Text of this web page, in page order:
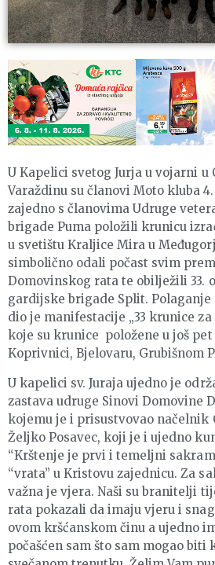
U Kapelici svetog Jurja u vojarni u
Varaždinu su članovi Moto kluba
zajedno s članovima Udruge
brigade Puma položili krunicu
u svetištu Kraljice Mira u
simbolično odali počast svim
Domovinskog rata te obilježili 33.
gardijske brigade Split.
dio je manifestacije „33 krunice za
koje su krunice položene u još pet
Koprivnici, Bjelovaru, Grubišnom
U kapelici sv. Juraja ujedno je
zastava udruge Sinovi Domovine
kojemu je i prisustvovao načelnik
Željko Posavec, koji je i ujedno
“Krštenje je prvi i temeljni
“vrata” u Kristovu zajednicu. Za
važna je vjera. Naši su branitelji
rata pokazali da imaju vjeru i
ovom kršćanskom činu a ujedno
počašćen sam što sam mogao biti